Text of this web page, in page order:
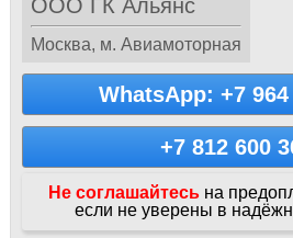
ООО ГК Альянс
Москва, м. Авиамоторная
WhatsApp: +7 964
+7 812 600
Не соглашайтесь на
если не уверены в